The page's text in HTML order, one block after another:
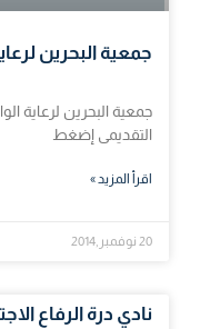
جمعية البحرين
جمعية البحرين لرعاية
التقديمى إضغط
اقرأ المزيد »
20 نوفمبر,2014
نادي درة الرفاع